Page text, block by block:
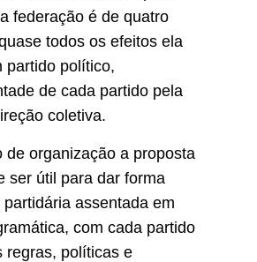
federação é de quatro
todos os efeitos ela
partido político,
de cada partido pela
coletiva.
de organização a proposta
ser útil para dar forma
assentada em
com cada partido
regras, políticas e